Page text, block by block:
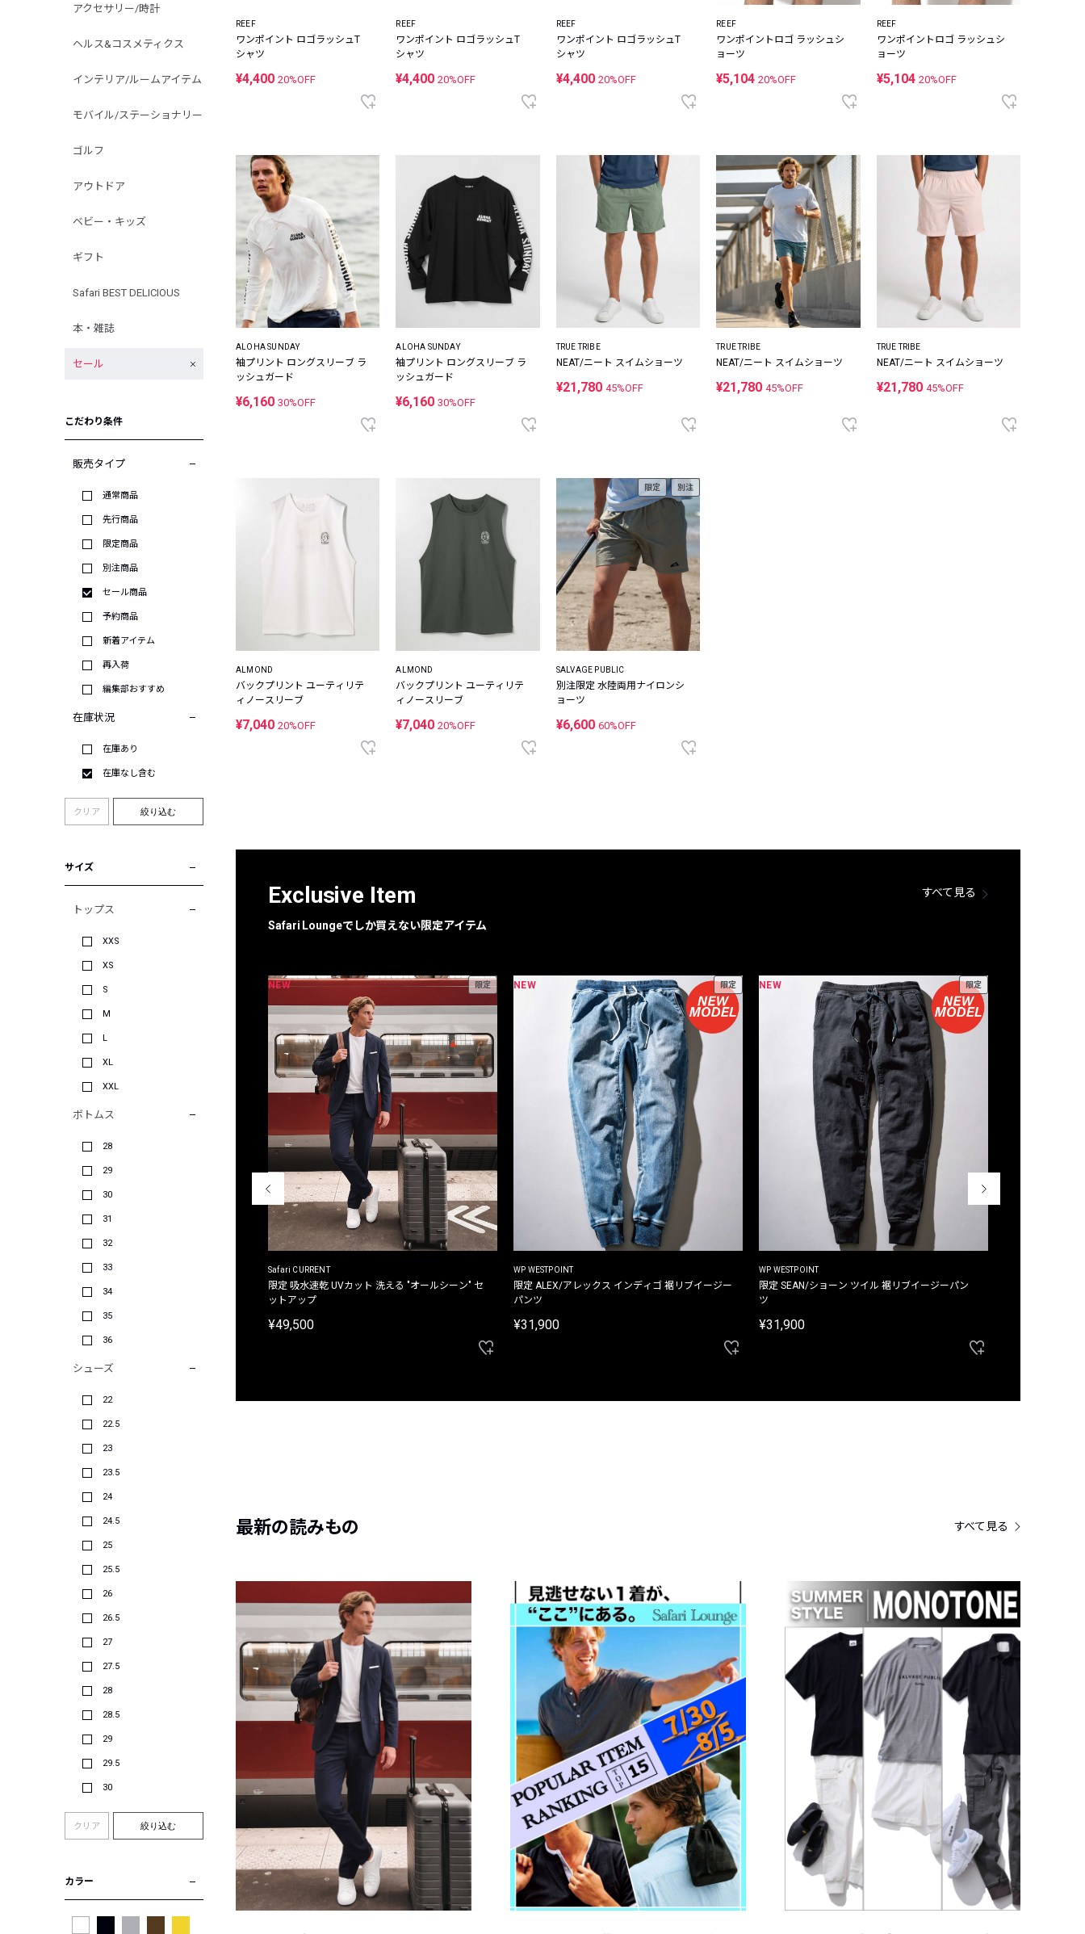
アクセサリー/時計
ヘルス&コスメティクス
インテリア/ルームアイテム
モバイル/ステーショナリー
ゴルフ
アウトドア
ベビー・キッズ
ギフト
Safari BEST DELICIOUS
本・雑誌
セール
こだわり条件
販売タイプ
通常商品
先行商品
限定商品
別注商品
セール商品
予約商品
新着アイテム
再入荷
編集部おすすめ
在庫状況
在庫あり
在庫なし含む
クリア 絞り込む
サイズ
トップス
XXS
XS
S
M
L
XL
XXL
ボトムス
28
29
30
31
32
33
34
35
36
シューズ
22
22.5
23
23.5
24
24.5
25
25.5
26
26.5
27
27.5
28
28.5
29
29.5
30
クリア 絞り込む
カラー
REEF
ワンポイント ロゴラッシュT
シャツ
¥4,400 20%OFF
REEF
ワンポイント ロゴラッシュT
シャツ
¥4,40020%OFF
REEF
ワンポイント ロゴラッシュT
シャツ
¥4,400 20%OFF
REEF
ワンポイントロゴ ラッシュシ
ョーツ
¥5,10420%OFF
REEF
ワンポイントロゴ ラッシュシ
ョーツ
¥5,104 20%OFF
ALOHA SUNDAY
袖プリント ロングスリーブ ラ
ッシュガード
¥6,160 30%OFF
ALOHA SUNDAY
袖プリント ロングスリーブ ラ
ッシュガード
¥6,16030%OFF
TRUE TRIBE
NEAT/ニート スイムショーツ
¥21,780 45%OFF
TRUE TRIBE
NEAT/ニート スイムショーツ
¥21,78045%OFF
TRUE TRIBE
NEAT/ニート スイムショーツ
¥21,780 45%OFF
ALMOND
バックプリント ユーティリテ
ィノースリーブ
¥7,040 20%OFF
ALMOND
バックプリント ユーティリテ
ィノースリーブ
¥7,04020%OFF
限定 別注
SALVAGE PUBLIC
別注限定 水陸両用ナイロンシ
ョーツ
¥6,600 60%OFF
Exclusive Item
Safari Loungeでしか買えない限定アイテム
すべて見る
別注限定 フード付き チェックシャツジャケット
NEW 限定
Safari CURRENT
限定 吸水速乾 UVカット 洗える "オールシーン" セ
ットアップ
¥49,500
NEW 限定
WP WESTPOINT
限定 ALEX/アレックス インディゴ 裾リブイージー
パンツ
¥31,900
NEW 限定
WP WESTPOINT
限定 SEAN/ショーン ツイル 裾リブイージーパン
ツ
¥31,900
最新の読みもの すべて見る